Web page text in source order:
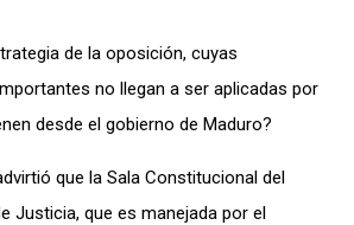
de la oposición, cuyas
no llegan a ser aplicadas por
desde el gobierno de Maduro?
que la Sala Constitucional del
Justicia, que es manejada por el